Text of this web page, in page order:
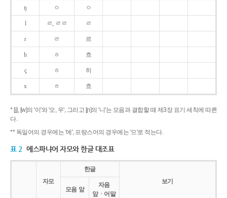
ŋ ㅇ ㅇ
l ㄹ, ㄹㄹ ㄹ
r ㄹ 르
h ㅎ 흐
ç ㅎ 히
x ㅎ 흐
* [j], [w]의 '이'와 '오, 우', 그리고 [ɲ]의 '니'는 모음과 결합할 때 제3장 표기 세칙에 따른
다.
** 독일어의 경우에는 '에', 프랑스어의 경우에는 '으'로 적는다.
표 2 에스파냐어 자모와 한글 대조표
자모
한글
보기
모음 앞
자음
앞ㆍ어말